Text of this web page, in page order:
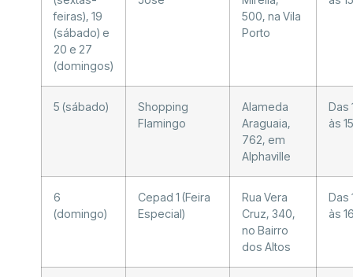
feiras), 19
(sábado) e
20 e 27
(domingos)
500, na Vila
Porto
5 (sábado)
Shopping
Flamingo
Alameda
Araguaia,
762, em
Alphaville
Das
às
6
(domingo)
Cepad 1 (Feira
Especial)
Rua Vera
Cruz, 340,
no Bairro
dos Altos
Das
às